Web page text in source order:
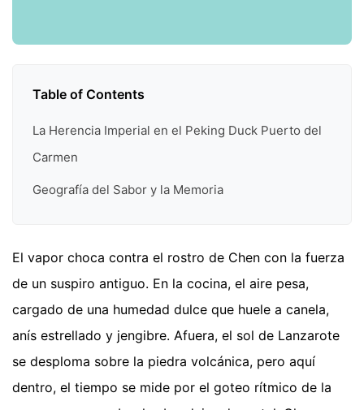
Table of Contents
La Herencia Imperial en el Peking Duck Puerto del
Carmen
Geografía del Sabor y la Memoria
El vapor choca contra el rostro de Chen con la fuerza
de un suspiro antiguo. En la cocina, el aire pesa,
cargado de una humedad dulce que huele a canela,
anís estrellado y jengibre. Afuera, el sol de Lanzarote
se desploma sobre la piedra volcánica, pero aquí
dentro, el tiempo se mide por el goteo rítmico de la